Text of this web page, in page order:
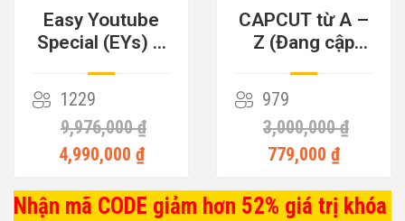
Easy Youtube
Special (EYs) –
Tiền
1229
9,976,000 ₫
4,990,000 ₫
CAPCUT từ A –
Z (Đang cập
979
3,000,000 ₫
779,000 ₫
Nhận mã CODE giảm hơn 52% giá trị khóa